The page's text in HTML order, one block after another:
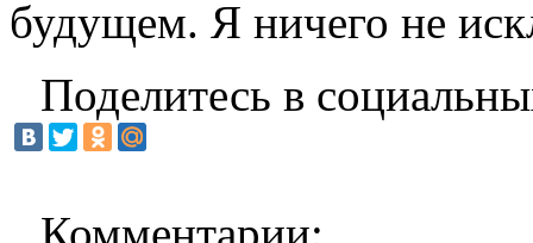
будущем. Я ничего не
Поделитесь в
Комментарии: